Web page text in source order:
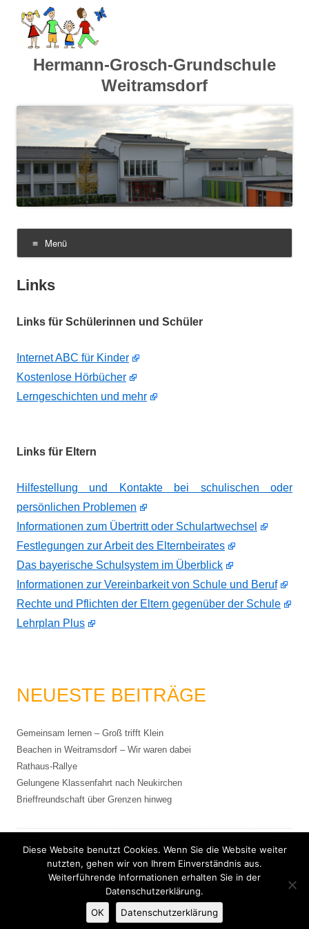
Hermann-Grosch-Grundschule
Weitramsdorf
Menü
Inhalt
Links
Links für Schülerinnen und Schüler
Internet ABC für Kinder
Kostenlose Hörbücher
Lerngeschichten und mehr
Links für Eltern
Hilfestellung und Kontakte bei schulischen oder
persönlichen Problemen
Informationen zum Übertritt oder Schulartwechsel
Festlegungen zur Arbeit des Elternbeirates
Das bayerische Schulsystem im Überblick
Informationen zur Vereinbarkeit von Schule und Beruf
Rechte und Pflichten der Eltern gegenüber der Schule
Lehrplan Plus
NEUESTE BEITRÄGE
Gemeinsam lernen – Groß trifft Klein
Beachen in Weitramsdorf – Wir waren dabei
Rathaus-Rallye
Gelungene Klassenfahrt nach Neukirchen
Brieffreundschaft über Grenzen hinweg
Impressum
Diese Website benutzt Cookies. Wenn Sie die Website weiter
nutzten, gehen wir von Ihrem Einverständnis aus.
Weiterführende Informationen erhalten Sie in der
Datenschutzerklärung.
OK
Datenschutzerklärung